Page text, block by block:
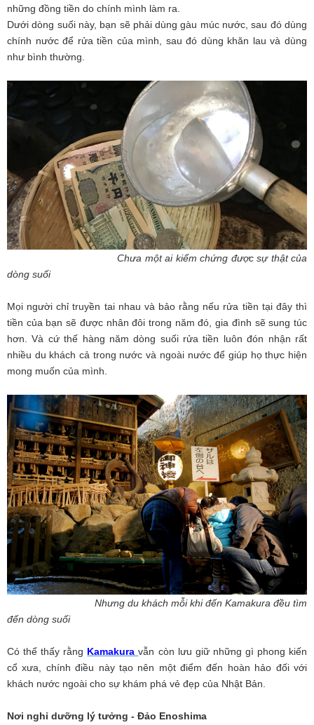
những đồng tiền do chính mình làm ra.
Dưới dòng suối này, bạn sẽ phải dùng gàu múc nước, sau đó dùng
chính nước để rửa tiền của mình, sau đó dùng khăn lau và dùng
như bình thường.
Chưa một ai kiểm chứng được sự thật của
dòng suối
Mọi người chỉ truyền tai nhau và bảo rằng nếu rửa tiền tại đây thì
tiền của bạn sẽ được nhân đôi trong năm đó, gia đình sẽ sung túc
hơn. Và cứ thế hàng năm dòng suối rửa tiền luôn đón nhận rất
nhiều du khách cả trong nước và ngoài nước để giúp họ thực hiện
mong muốn của mình.
Nhưng du khách mỗi khi đến Kamakura đều tìm
đến dòng suối
Có thể thấy rằng Kamakuravẫn còn lưu giữ những gì phong kiến
cổ xưa, chính điều này tạo nên một điểm đến hoàn hảo đối với
khách nước ngoài cho sự khám phá vẻ đẹp của Nhật Bản.
Nơi nghỉ dưỡng lý tưởng - Đảo Enoshima